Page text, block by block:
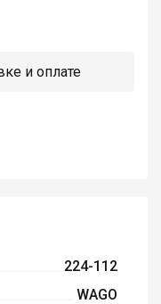
и оплате
224-112
WAGO